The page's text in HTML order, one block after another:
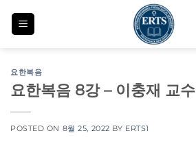
요한복음
요한복음 8강 – 이충재 교수
POSTED ON 8월 25, 2022 BY ERTS1